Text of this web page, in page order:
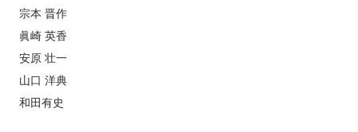
宗本 晋作
眞崎 英香
安原 壮一
山口 洋典
和田有史